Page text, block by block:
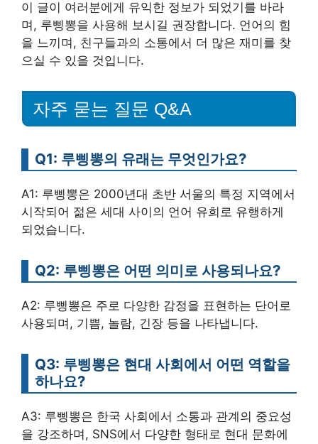
이 글이 여러분에게 유익한 정보가 되었기를 바라
며, 루삥뽕을 사용해 보시길 권장합니다. 언어의 힘
을 느끼며, 친구들과의 소통에서 더 많은 재미를 찾
으실 수 있을 것입니다.
자주 묻는 질문 Q&A
Q1: 루삥뽕의 유래는 무엇인가요?
A1: 루삥뽕은 2000년대 초반 서울의 특정 지역에서
시작되어 젊은 세대 사이의 언어 유희로 유행하게
되었습니다.
Q2: 루삥뽕은 어떤 의미로 사용되나요?
A2: 루삥뽕은 주로 다양한 감정을 표현하는 단어로
사용되며, 기쁨, 놀람, 긴장 등을 나타냅니다.
Q3: 루삥뽕은 현대 사회에서 어떤 역할을
하나요?
A3: 루삥뽕은 한국 사회에서 소통과 관계의 중요성
을 강조하며, SNS에서 다양한 형태로 현대 문화에